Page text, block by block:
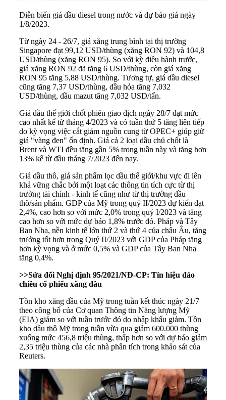
Diễn biến giá dầu diesel trong nước và dự báo giá ngày
1/8/2023.
Từ ngày 24 - 26/7, giá xăng trung bình tại thị trường
Singapore đạt 99,12 USD/thùng (xăng RON 92) và 104,8
USD/thùng (xăng RON 95). So với kỳ điều hành trước,
giá xăng RON 92 đã tăng 6 USD/thùng, còn giá xăng
RON 95 tăng 5,88 USD/thùng. Tương tự, giá dầu diesel
cũng tăng 7,37 USD/thùng, dầu hỏa tăng 7,032
USD/thùng, dầu mazut tăng 7,032 USD/tấn.
Giá dầu thế giới chốt phiên giao dịch ngày 28/7 đạt mức
cao nhất kể từ tháng 4/2023 và có tuần thứ 5 tăng liên tiếp
do kỳ vọng việc cắt giảm nguồn cung từ OPEC+ giúp giữ
giá "vàng đen" ổn định. Giá cả 2 loại dầu chủ chốt là
Brent và WTI đều tăng gần 5% trong tuần này và tăng hơn
13% kể từ đầu tháng 7/2023 đến nay.
Giá dầu thô, giá sản phẩm lọc dầu thế giới/khu vực đi lên
khá vững chắc bởi một loạt các thông tin tích cực từ thị
trường tài chính - kinh tế cũng như từ thị trường dầu
thô/sản phẩm. GDP của Mỹ trong quý II/2023 dự kiến đạt
2,4%, cao hơn so với mức 2,0% trong quý I/2023 và tăng
cao hơn so với mức dự báo 1,8% trước đó. Pháp và Tây
Ban Nha, nền kinh tế lớn thứ 2 và thứ 4 của châu Âu, tăng
trưởng tốt hơn trong Quý II/2023 với GDP của Pháp tăng
hơn kỳ vọng và ở mức 0,5% và GDP của Tây Ban Nha
tăng 0,4%.
>>Sửa đổi Nghị định 95/2021/NĐ-CP: Tín hiệu đảo
chiều cổ phiếu xăng dầu
Tồn kho xăng dầu của Mỹ trong tuần kết thúc ngày 21/7
theo công bố của Cơ quan Thông tin Năng lượng Mỹ
(EIA) giảm so với tuần trước đó do nhập khẩu giảm. Tồn
kho dầu thô Mỹ trong tuần vừa qua giảm 600.000 thùng
xuống mức 456,8 triệu thùng, thấp hơn so với dự báo giảm
2,35 triệu thùng của các nhà phân tích trong khảo sát của
Reuters.